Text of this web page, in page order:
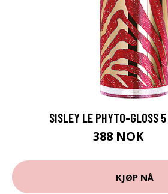
SISLEY LE PHYTO-GLOSS
388 NOK
KJØP NÅ